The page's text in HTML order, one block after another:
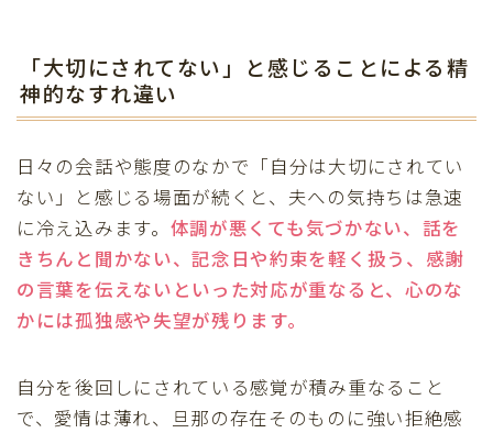
「大切にされてない」と感じることによる精
神的なすれ違い
日々の会話や態度のなかで「自分は大切にされてい
ない」と感じる場面が続くと、夫への気持ちは急速
に冷え込みます。 体調が悪くても気づかない、話を
きちんと聞かない、記念日や約束を軽く扱う、感謝
の言葉を伝えないといった対応が重なると、心のな
かには孤独感や失望が残ります。
自分を後回しにされている感覚が積み重なること
で、愛情は薄れ、旦那の存在そのものに強い拒絶感